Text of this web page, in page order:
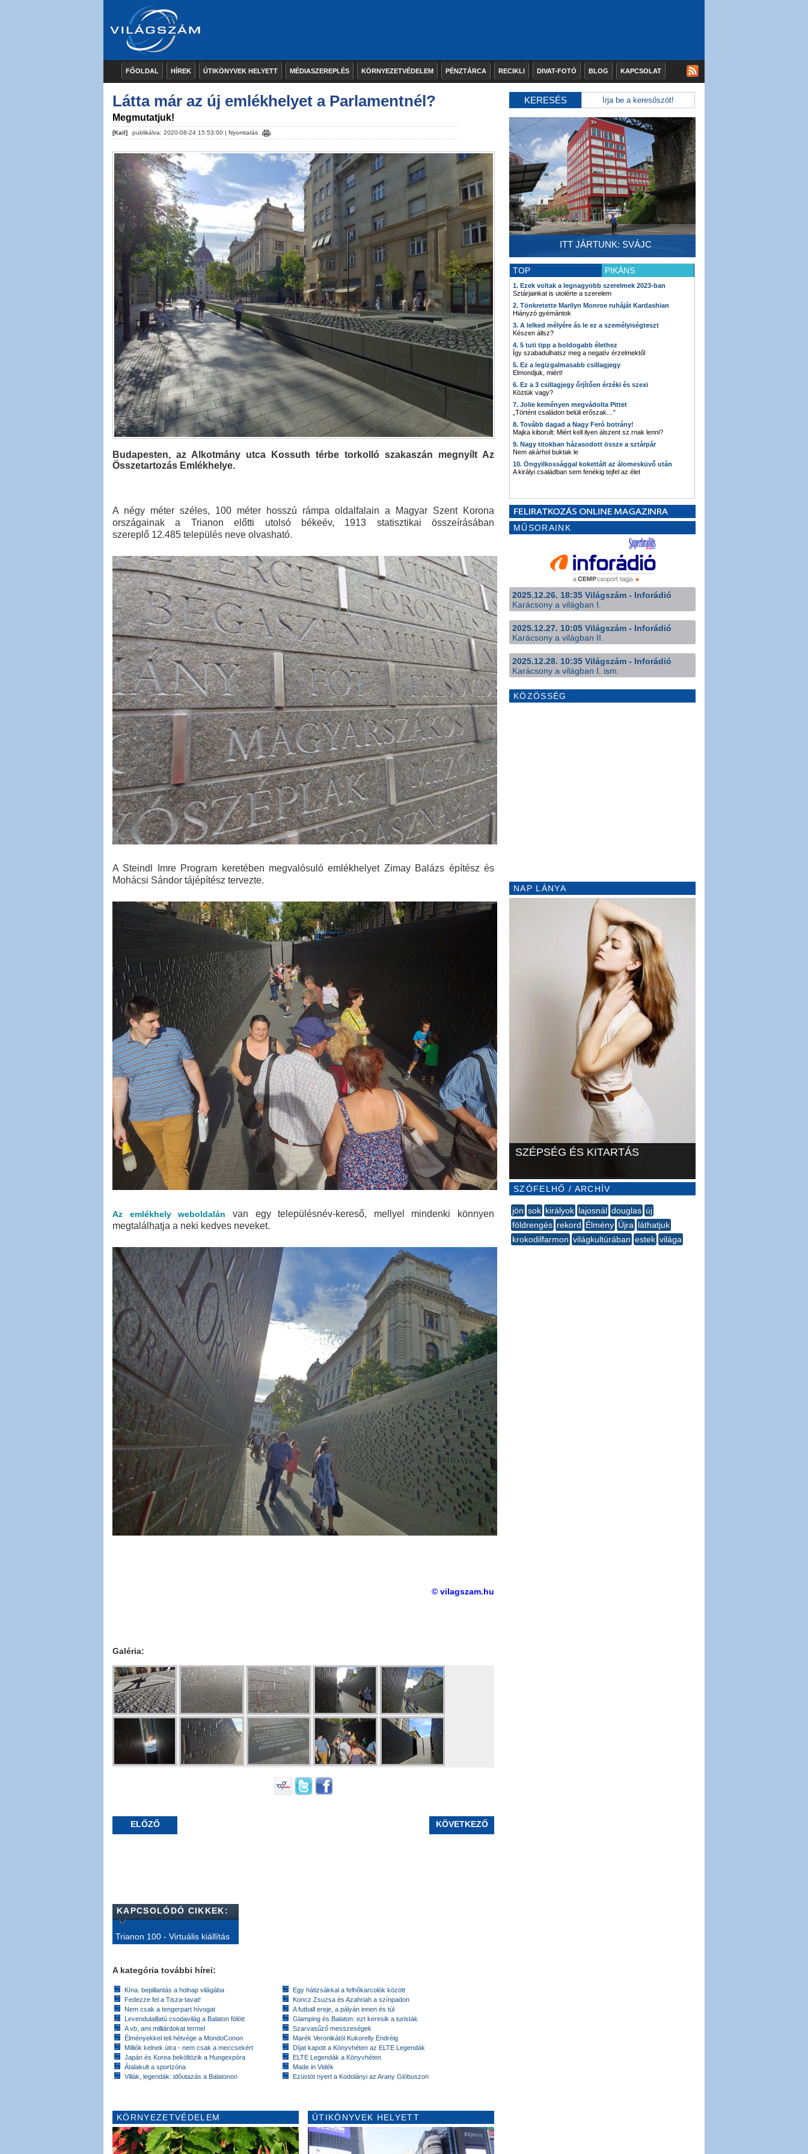
FŐOLDAL HÍREK ÚTIKÖNYVEK HELYETT MÉDIASZEREPLÉS KÖRNYEZETVÉDELEM PÉNZTÁRCA RECIKLI DIVAT-FOTÓ BLOG KAPCSOLAT
Látta már az új emlékhelyet a Parlamentnél?
Megmutatjuk!
[Kail] publikálva: 2020-08-24 15:53:00 | Nyomtatás
Budapesten, az Alkotmány utca Kossuth térbe torkolló szakaszán
megnyílt Az
Összetartozás Emlékhelye.
A négy méter széles, 100 méter hosszú rámpa oldalfalain a Magyar Szent Korona
országainak a Trianon előtti utolsó békeév, 1913 statisztikai összeírásában
szereplő 12.485 település neve olvasható.
A Steindl Imre Program keretében megvalósuló emlékhelyet Zimay Balázs építész és
Mohácsi Sándor tájépítész tervezte.
Az emlékhely weboldalán
van egy településnév-kereső, mellyel mindenki könnyen
megtalálhatja a neki kedves neveket.
© vilagszam.hu
Galéria:
ELŐZŐ KÖVETKEZŐ
KAPCSOLÓDÓ CIKKEK:
Trianon 100 - Virtuális kiállítás
A kategória további hírei:
Kína: bepillantás a holnap világába
Fedezze fel a Tisza-tavat!
Nem csak a tengerpart hívogat
Levendulaillatú csodavilág a Balaton fölött
A vb, ami milliárdokat termel
Élményekkel teli hétvége a MondoConon
Milliók kelnek útra - nem csak a meccsekért
Japán és Korea beköltözik a Hungexpóra
Átalakult a sportzóna
Villák, legendák: időutazás a Balatonon
Egy hátizsákkal a felhőkarcolók között
Koncz Zsuzsa és Azahriah a színpadon
A futball ereje, a pályán innen és túl
Glamping és Balaton: ezt keresik a turisták
Szarvasűző messzeségek
Marék Veronikától Kukorelly Endréig
Díjat kapott a Könyvhéten az ELTE Legendák
ELTE Legendák a Könyvhéten
Made in Vidék
Ezüstöt nyert a Kodolányi az Arany Glóbuszon
KÖRNYEZETVÉDELEM ÚTIKÖNYVEK HELYETT
KERESÉS
ITT JÁRTUNK: SVÁJC
TOP PIKÁNS
1. Ezek voltak a legnagyobb szerelmek 2023-ban
Sztárjainkat is utolérte a szerelem
2. Tönkretette Marilyn Monroe ruháját Kardashian
Hiányzó gyémántok
3. A lelked mélyére ás le ez a személyiségteszt
Készen állsz?
4. 5 tuti tipp a boldogabb élethez
Így szabadulhatsz meg a negatív érzelmektől
5. Ez a legizgalmasabb csillagjegy
Elmondjuk, miért!
6. Ez a 3 csillagjegy őrjítően érzéki és szexi
Köztük vagy?
7. Jolie keményen megvádolta Pittet
„Történt családon belüli erőszak…”
8. Tovább dagad a Nagy Feró botrány!
Majka kiborult: Miért kell ilyen álszent sz.rnak lenni?
9. Nagy titokban házasodott össze a sztárpár
Nem akárhol buktak le
10. Öngyilkossággal kokettált az álomesküvő után
A királyi családban sem fenékig tejfel az élet
MŰSORAINK
2025.12.26. 18:35 Világszám - Inforádió
Karácsony a világban I.
2025.12.27. 10:05 Világszám - Inforádió
Karácsony a világban II.
2025.12.28. 10:35 Világszám - Inforádió
Karácsony a világban I. ism.
KÖZÖSSÉG
NAP LÁNYA
SZÉPSÉG ÉS KITARTÁS
SZÓFELHŐ / ARCHÍV
jön sok királyok lajosnál douglas új
földrengés rekord Élmény Újra láthatjuk
krokodilfarmon világkultúrában estek világa